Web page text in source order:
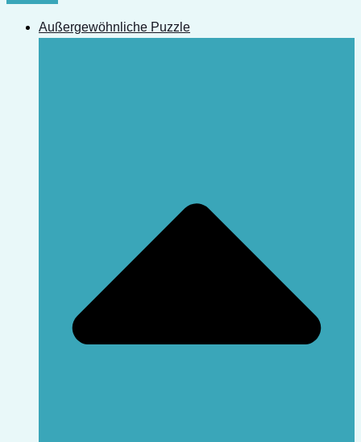
Außergewöhnliche Puzzle